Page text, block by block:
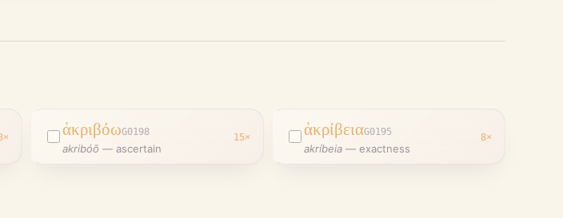
× ἀκριβόωG0198
akribóō — ascertain
15× ἀκρίβειαG0195
akríbeia — exactness
8×